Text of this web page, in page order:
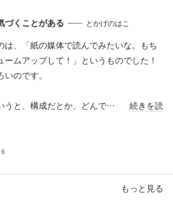
づくことがある
とかげのはこ
、「紙の媒体で読んでみたいな。もち
ムアップして！」というものでした！
のです。
うと、構成だとか、どんで…
続きを読
もっと見る